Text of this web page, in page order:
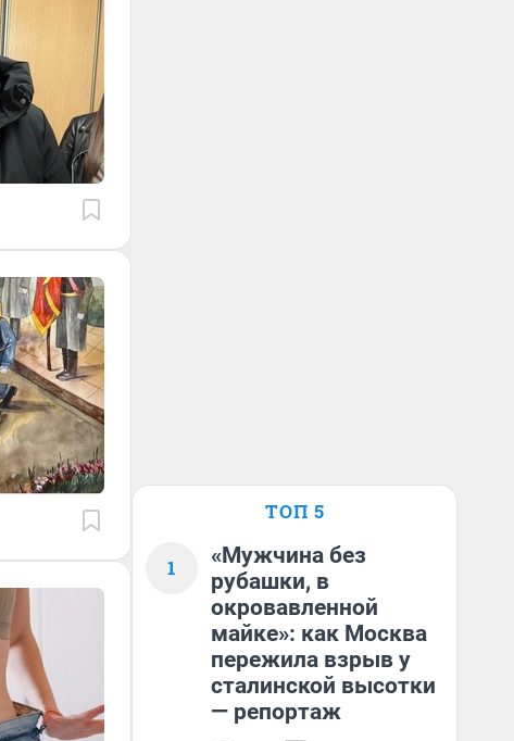
ТОП 5
1
«Мужчина без
рубашки, в
окровавленной
майке»: как Москва
пережила взрыв у
сталинской высотки
— репортаж